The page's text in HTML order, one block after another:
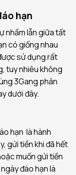
hạn
nhầm lẫn giữa tất
có giống nhau
sử dụng rất
tuy nhiêu không
3Gang phân
dưới đây.
hạn là hành
gửi tiền khi đã hết
muốn gửi tiền
đáo hạn là